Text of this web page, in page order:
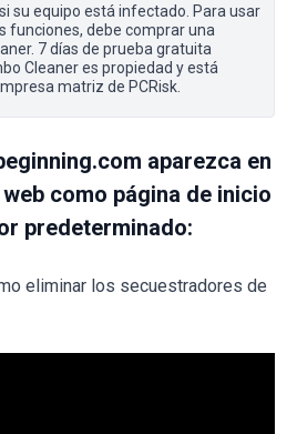
su equipo está infectado. Para usar
funciones, debe comprar una
7 días de prueba gratuita
Cleaner es propiedad y está
matriz de PCRisk.
aparezca en
como página de inicio
predeterminado:
eliminar los secuestradores de